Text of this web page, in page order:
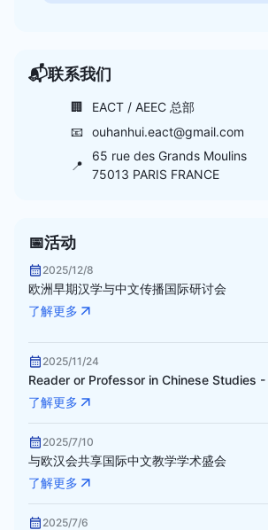
📬联系我们
🏢
EACT / AEEC 总部
📧 ouhanhui.eact@gmail.com
📍
65 rue des Grands Moulins
75013 PARIS FRANCE
📅活动
2025/12/8
欧洲早期汉学与中文传播国际研讨会
了解更多
2025/11/24
Reader or Professor in Chinese Studies
了解更多
2025/7/10
与欧汉会共享国际中文教学学术盛会
了解更多
2025/7/6